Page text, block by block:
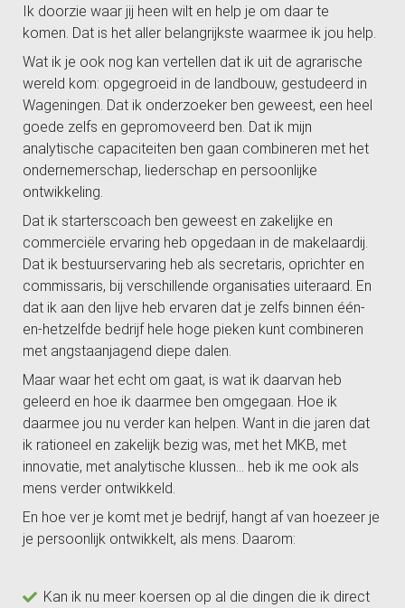
Ik doorzie waar jij heen wilt en help je om daar te
komen. Dat is het aller belangrijkste waarmee ik jou help.
Wat ik je ook nog kan vertellen dat ik uit de agrarische
wereld kom: opgegroeid in de landbouw, gestudeerd in
Wageningen. Dat ik onderzoeker ben geweest, een heel
goede zelfs en gepromoveerd ben. Dat ik mijn
analytische capaciteiten ben gaan combineren met het
ondernemerschap, liederschap en persoonlijke
ontwikkeling.
Dat ik starterscoach ben geweest en zakelijke en
commerciële ervaring heb opgedaan in de makelaardij.
Dat ik bestuurservaring heb als secretaris, oprichter en
commissaris, bij verschillende organisaties uiteraard. En
dat ik aan den lijve heb ervaren dat je zelfs binnen één-
en-hetzelfde bedrijf hele hoge pieken kunt combineren
met angstaanjagend diepe dalen.
Maar waar het echt om gaat, is wat ik daarvan heb
geleerd en hoe ik daarmee ben omgegaan. Hoe ik
daarmee jou nu verder kan helpen. Want in die jaren dat
ik rationeel en zakelijk bezig was, met het MKB, met
innovatie, met analytische klussen… heb ik me ook als
mens verder ontwikkeld.
En hoe ver je komt met je bedrijf, hangt af van hoezeer je
je persoonlijk ontwikkelt, als mens. Daarom:
Kan ik nu meer koersen op al die dingen die ik direct